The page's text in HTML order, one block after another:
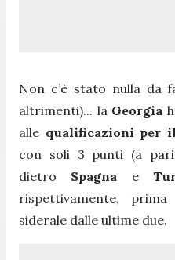
Non c’è stato nulla da
altrimenti)... la Georgia
alle qualificazioni per
con soli 3 punti (a
dietro Spagna e
rispettivamente,
siderale dalle ultime due.